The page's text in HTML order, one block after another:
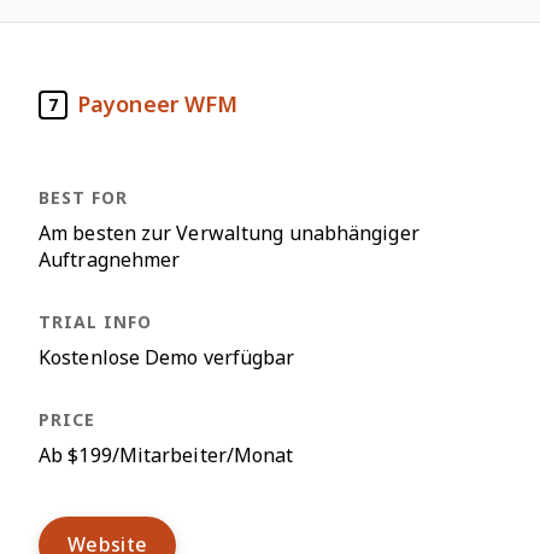
7 Payoneer WFM
Am besten zur Verwaltung unabhängiger
Auftragnehmer
Kostenlose Demo verfügbar
Ab $199/Mitarbeiter/Monat
Website